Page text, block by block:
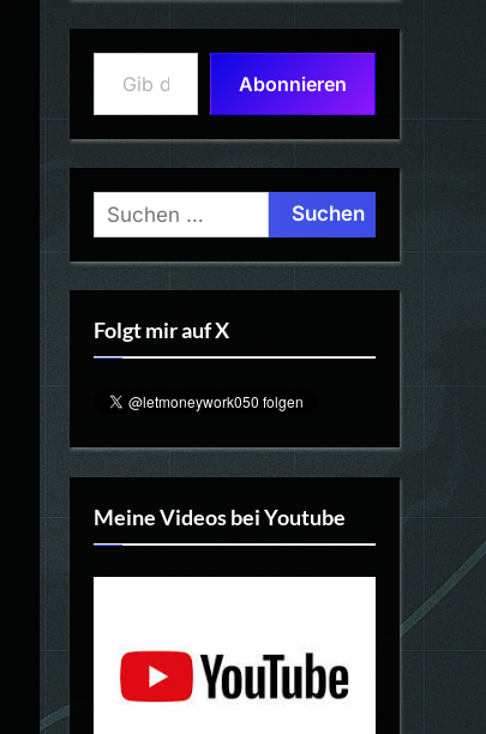
Gib deine E-Mail-Adresse ein ...
Abonnieren
Suchen
nach:
Folgt mir auf X
Meine Videos bei Youtube